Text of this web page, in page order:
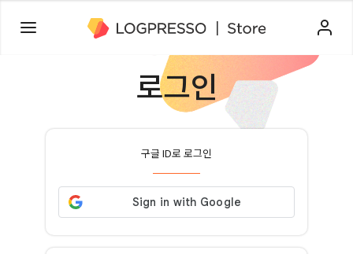
로그인
구글 ID로 로그인